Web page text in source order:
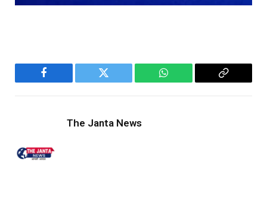
Facebook Twitter WhatsApp
Copy
The Janta News